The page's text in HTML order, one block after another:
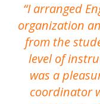
I arranged
organization
from the
level of
was a
coordinator